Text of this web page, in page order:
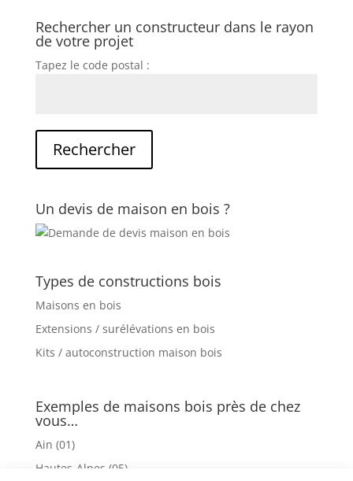
Rechercher un constructeur dans le rayon
de votre projet
Tapez le code postal :
Un devis de maison en bois ?
Types de constructions bois
Maisons en bois
Extensions / surélévations en bois
Kits / autoconstruction maison bois
Exemples de maisons bois près de chez
vous…
Ain (01)
Hautes-Alpes (05)